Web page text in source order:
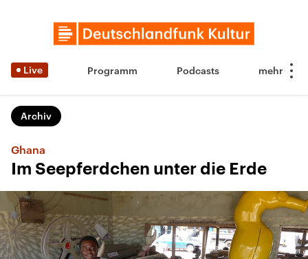
Live Programm Podcasts
Archiv
Ghana
Im Seepferdchen unter die Erde